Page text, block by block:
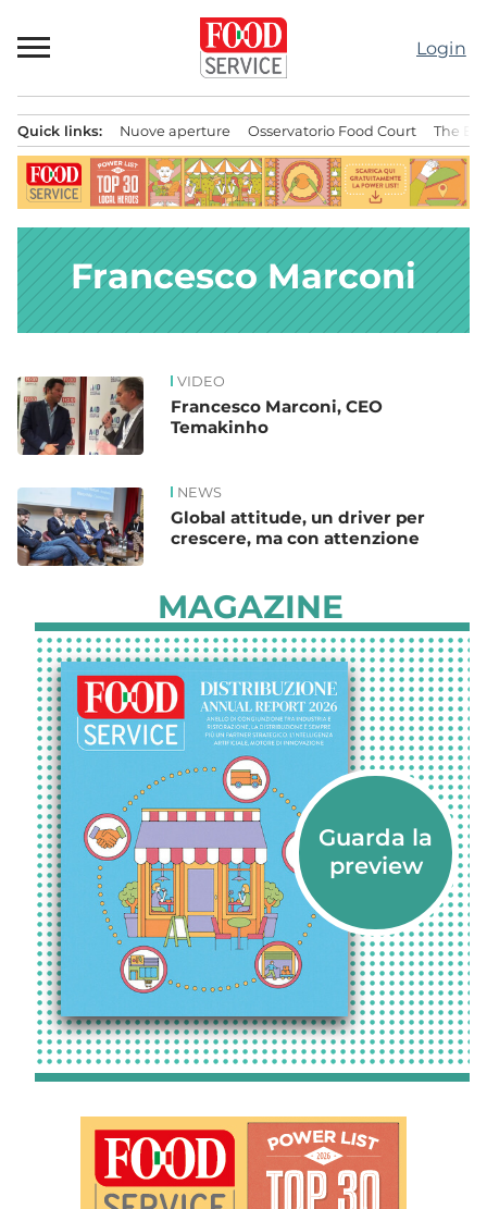
al
contenuto
Login
principale
Quick links: Nuove aperture Osservatorio Food Court The
Francesco Marconi
News VIDEO
Francesco Marconi, CEO
Temakinho
NEWS
Global attitude, un driver per
crescere, ma con attenzione
MAGAZINE